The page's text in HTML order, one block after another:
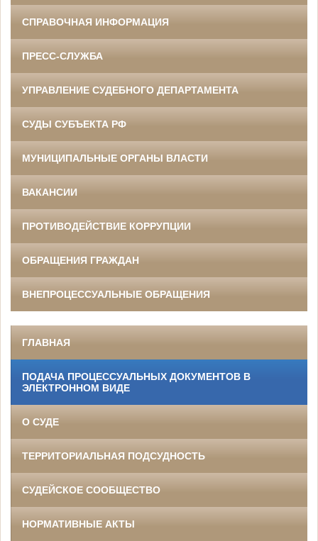
СПРАВОЧНАЯ ИНФОРМАЦИЯ
ПРЕСС-СЛУЖБА
УПРАВЛЕНИЕ СУДЕБНОГО ДЕПАРТАМЕНТА
СУДЫ СУБЪЕКТА РФ
МУНИЦИПАЛЬНЫЕ ОРГАНЫ ВЛАСТИ
ВАКАНСИИ
ПРОТИВОДЕЙСТВИЕ КОРРУПЦИИ
ОБРАЩЕНИЯ ГРАЖДАН
ВНЕПРОЦЕССУАЛЬНЫЕ ОБРАЩЕНИЯ
ГЛАВНАЯ
ПОДАЧА ПРОЦЕССУАЛЬНЫХ ДОКУМЕНТОВ В
ЭЛЕКТРОННОМ ВИДЕ
О СУДЕ
ТЕРРИТОРИАЛЬНАЯ ПОДСУДНОСТЬ
СУДЕЙСКОЕ СООБЩЕСТВО
НОРМАТИВНЫЕ АКТЫ